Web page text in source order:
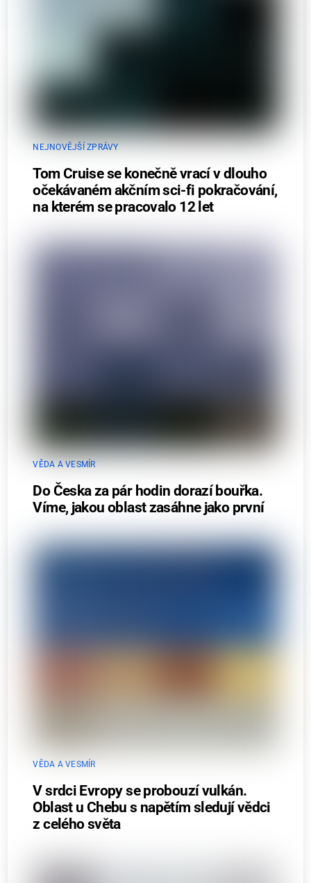
NEJNOVĚJŠÍ ZPRÁVY
Tom Cruise se konečně vrací v dlouho
očekávaném akčním sci-fi pokračování,
na kterém se pracovalo 12 let
VĚDA A VESMÍR
Do Česka za pár hodin dorazí bouřka.
Víme, jakou oblast zasáhne jako první
VĚDA A VESMÍR
V srdci Evropy se probouzí vulkán.
Oblast u Chebu s napětím sledují vědci
z celého světa